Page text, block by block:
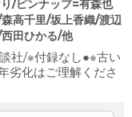
/ピンナップ=有森也
高千里/坂上香織/渡辺
田ひかる/他
社/※付録なし●※古い
劣化はご理解くださ